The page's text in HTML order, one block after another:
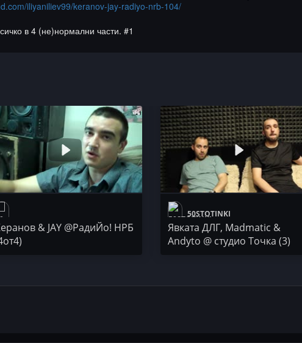
iliyaniliev99/keranov-jay-radiyo-nrb-104/
в 4 (не)нормални части. #1
50 STOTINKI& JAY @РадиЙо! НРБ
50STOTINKI
Явката ДЛГ, Madmatic &
Andyto @ студио Точка (3)